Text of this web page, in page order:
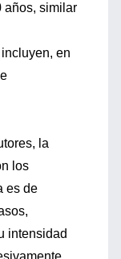
años, similar
en
la
los
es de
intensidad